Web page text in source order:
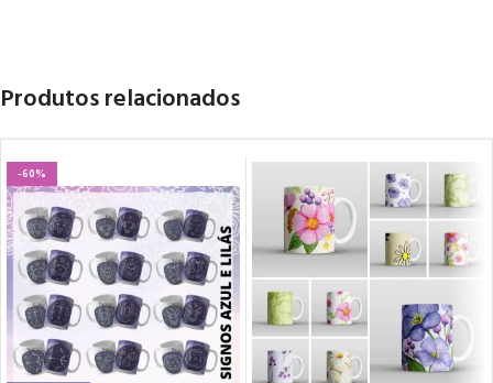
Produtos relacionados
-60%